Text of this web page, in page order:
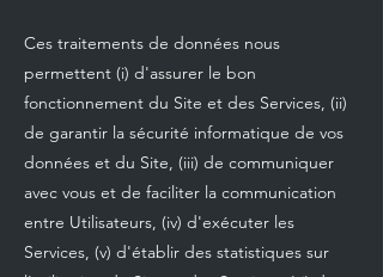
Ces traitements de données nous
permettent (i) d'assurer le bon
fonctionnement du Site et des Services, (ii)
de garantir la sécurité informatique de vos
données et du Site, (iii) de communiquer
avec vous et de faciliter la communication
entre Utilisateurs, (iv) d'exécuter les
Services, (v) d'établir des statistiques sur